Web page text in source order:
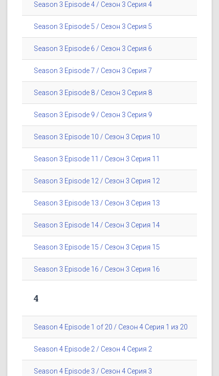
Season 3 Episode 4 / Сезон 3 Серия 4
Season 3 Episode 5 / Сезон 3 Серия 5
Season 3 Episode 6 / Сезон 3 Серия 6
Season 3 Episode 7 / Сезон 3 Серия 7
Season 3 Episode 8 / Сезон 3 Серия 8
Season 3 Episode 9 / Сезон 3 Серия 9
Season 3 Episode 10 / Сезон 3 Серия 10
Season 3 Episode 11 / Сезон 3 Серия 11
Season 3 Episode 12 / Сезон 3 Серия 12
Season 3 Episode 13 / Сезон 3 Серия 13
Season 3 Episode 14 / Сезон 3 Серия 14
Season 3 Episode 15 / Сезон 3 Серия 15
Season 3 Episode 16 / Сезон 3 Серия 16
4
Season 4 Episode 1 of 20 / Сезон 4 Серия 1 из 20
Season 4 Episode 2 / Сезон 4 Серия 2
Season 4 Episode 3 / Сезон 4 Серия 3